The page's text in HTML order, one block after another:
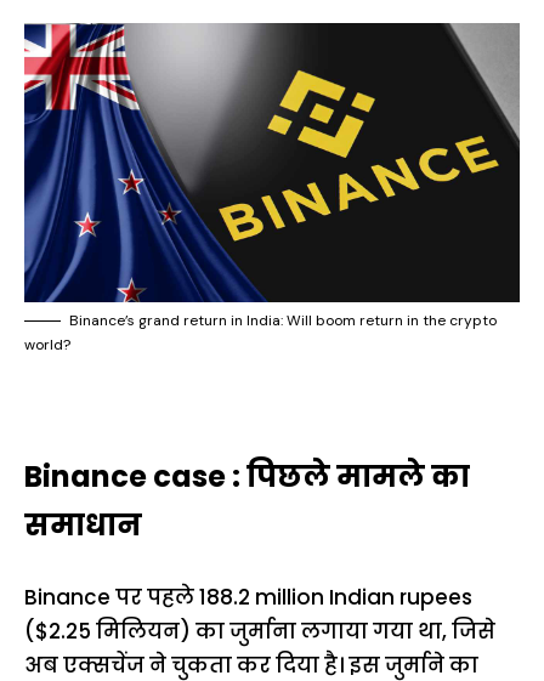
Binance’s grand return in India: Will boom return in the crypto
world?
Binance case : पिछले मामले का
समाधान
Binance पर पहले 188.2 million Indian rupees
($2.25 मिलियन) का जुर्माना लगाया गया था, जिसे
अब एक्सचेंज ने चुकता कर दिया है। इस जुर्माने का